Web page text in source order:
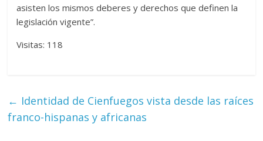
asisten los mismos deberes y derechos que definen la
legislación vigente”.
Visitas: 118
← Identidad de Cienfuegos vista desde las raíces
franco-hispanas y africanas